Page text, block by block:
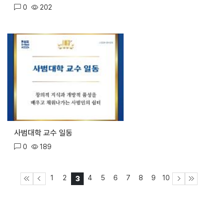
0 202
사범대학 교수 일동
0 189
1 2 3 4 5 6 7 8 9 10